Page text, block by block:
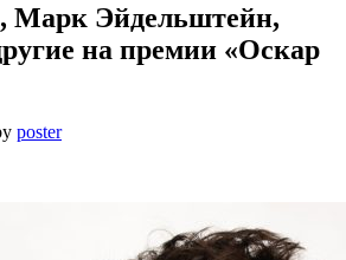
Марк Эйдельштейн,
на премии «Оскар
poster